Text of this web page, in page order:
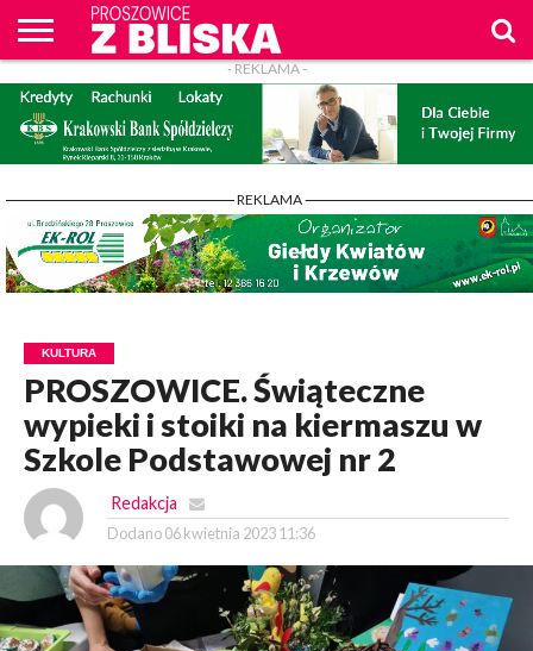
O
NAS
WIADOMOŚCI
ZAPYTAM
WPROST
CENNIK
REKLAM
PROSZOWICE
Z BLISKA
KONTAKT
- REKLAMA -
- REKLAMA -
KULTURA
PROSZOWICE. Świąteczne
wypieki i stoiki na kiermaszu w
Szkole Podstawowej nr 2
Redakcja
Dodano 06 kwietnia 2023 11:36